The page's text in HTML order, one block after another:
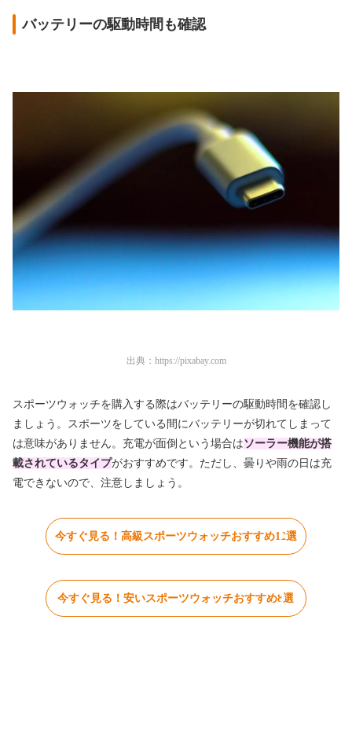
バッテリーの駆動時間も確認
出典： https://pixabay.com
スポーツウォッチを購入する際はバッテリーの駆動時間を確認し
ましょう。スポーツをしている間にバッテリーが切れてしまって
は意味がありません。充電が面倒という場合は ソーラー機能が搭
載されているタイプがおすすめです。ただし、曇りや雨の日は充
電できないので、注意しましょう。
今すぐ見る！高級スポーツウォッチおすすめ12選
今すぐ見る！安いスポーツウォッチおすすめ8選